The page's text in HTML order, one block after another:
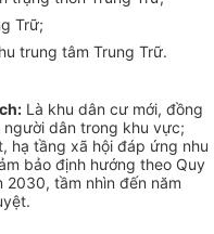
Trữ;
trung tâm Trung Trữ.
Là khu dân cư mới, đồng
dân trong khu vực;
hạ tầng xã hội đáp ứng nhu
bảo định hướng theo Quy
2030, tầm nhìn đến năm